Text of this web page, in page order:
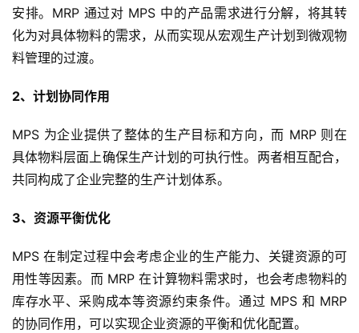
安排。MRP 通过对 MPS 中的产品需求进行分解，将其转
化为对具体物料的需求，从而实现从宏观生产计划到微观物
料管理的过渡。
2、计划协同作用
MPS 为企业提供了整体的生产目标和方向，而 MRP 则在
具体物料层面上确保生产计划的可执行性。两者相互配合，
共同构成了企业完整的生产计划体系。
3、资源平衡优化
MPS 在制定过程中会考虑企业的生产能力、关键资源的可
用性等因素。而 MRP 在计算物料需求时，也会考虑物料的
库存水平、采购成本等资源约束条件。通过 MPS 和 MRP
的协同作用，可以实现企业资源的平衡和优化配置。